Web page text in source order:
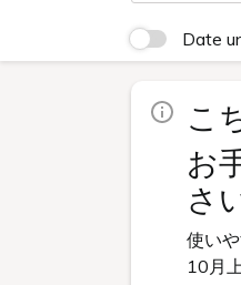
Date
こ
お
さ
使い
10月